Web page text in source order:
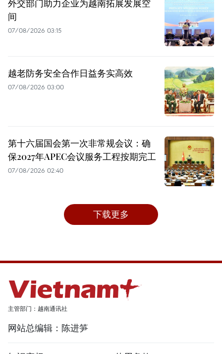
外交部门助力企业为越南拓展发展空
间
07/08/2026 03:15
越老防务安全合作日益务实高效
07/08/2026 03:00
第十六届国会第一次非常规会议：确
保2027年APEC会议服务工程按期完工
07/08/2026 02:40
下载更多
主管部门：越南通讯社
网站总编辑：陈进笋